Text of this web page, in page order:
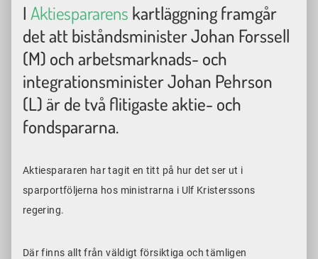
I Aktiespararens kartläggning framgår
det att biståndsminister Johan Forssell
(M) och arbetsmarknads- och
integrationsminister Johan Pehrson
(L) är de två flitigaste aktie- och
fondspararna.
Aktiespararen har tagit en titt på hur det ser ut i
sparportföljerna hos ministrarna i Ulf Kristerssons
regering.
Där finns allt från väldigt försiktiga och tämligen